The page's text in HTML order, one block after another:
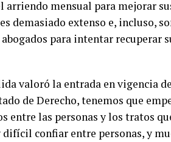
arriendo mensual para mejorar
demasiado extenso e, incluso,
para intentar recuperar
valoró la entrada en vigencia
de Derecho, tenemos que
entre las personas y los tratos
confiar entre personas, y